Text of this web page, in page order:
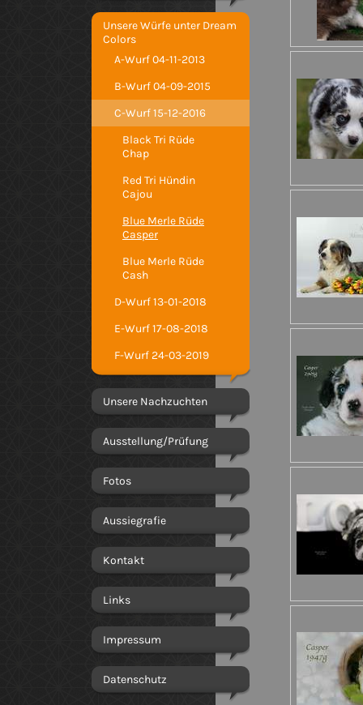
Unsere Würfe unter Dream
Colors
A-Wurf 04-11-2013
B-Wurf 04-09-2015
C-Wurf 15-12-2016
Black Tri Rüde
Chap
Red Tri Hündin
Cajou
Blue Merle Rüde
Casper
Blue Merle Rüde
Cash
D-Wurf 13-01-2018
E-Wurf 17-08-2018
F-Wurf 24-03-2019
Unsere Nachzuchten
Ausstellung/Prüfung
Fotos
Aussiegrafie
Kontakt
Links
Impressum
Datenschutz